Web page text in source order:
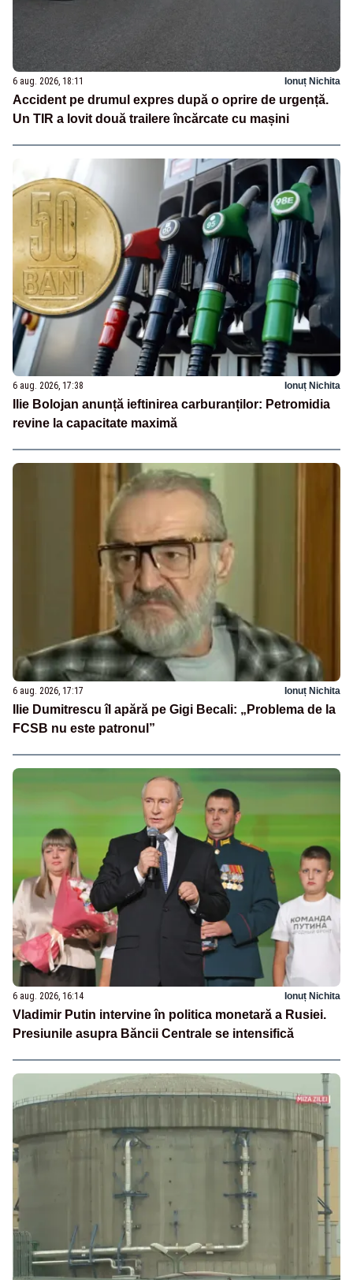
6 aug. 2026, 18:11 Ionuț Nichita
Accident pe drumul expres după o oprire de urgență.
Un TIR a lovit două trailere încărcate cu mașini
6 aug. 2026, 17:38 Ionuț Nichita
Ilie Bolojan anunță ieftinirea carburanților: Petromidia
revine la capacitate maximă
6 aug. 2026, 17:17 Ionuț Nichita
Ilie Dumitrescu îl apără pe Gigi Becali: „Problema de la
FCSB nu este patronul”
6 aug. 2026, 16:14 Ionuț Nichita
Vladimir Putin intervine în politica monetară a Rusiei.
Presiunile asupra Băncii Centrale se intensifică